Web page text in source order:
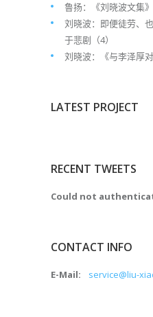
鲁扬：《刘晓波文集
刘晓波：即便徒劳、
于悲剧（4）
刘晓波：《与李泽厚
LATEST PROJECT
RECENT TWEETS
Could not
CONTACT INFO
E-Mail: service@liu-